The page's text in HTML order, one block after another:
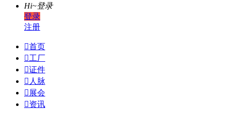
Hi~登录
登录
注册
首页
工厂
证件
 人脉
 展会
资讯